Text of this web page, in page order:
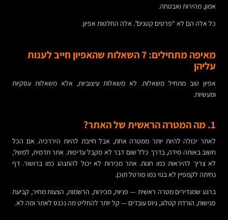
אמון, מהירות ואבטחה.
כל אלה הם לא “פרטים קטנים”. אלה החלטות אפיון.
מאיפה מתחילים: 7 השאלות שהאפיון חייב לענות
עליהן
אפיון טוב מתחיל משאלות. לא משאלות עיצוביות, אלא משאלות עסקיות
ומעשיות.
1. מה המטרה הראשית של האתר?
לאתר יכולה להיות יותר ממטרה אחת, אבל חייבת להיות היררכיה. אם הכל
חשוב באותה מידה, בדרך כלל שום דבר לא מקבל עדיפות. אתר תדמית, למשל,
לא צריך להיראות כמו חנות. אתר מכירות לא יכול להתנהג כמו ברושור. דף
נחיתה לקמפיין לא בנוי כמו פורטל תוכן.
ברגע שמגדירים מטרה ראשית — פניות, מכירות, הרשמות, הצעות מחיר, קביעת
פגישות, הורדת קטלוג, גיוס עובדים — קל יותר להחליט מה נכנס לאתר ומה לא.